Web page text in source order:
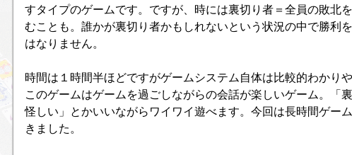
すタイプのゲームです。ですが、時には裏切り者＝全員の敗北
むことも。誰かが裏切り者かもしれないという状況の中で勝利
はなりません。
時間は１時間半ほどですがゲームシステム自体は比較的わかり
このゲームはゲームを過ごしながらの会話が楽しいゲーム。「
怪しい」とかいいながらワイワイ遊べます。今回は長時間ゲー
きました。